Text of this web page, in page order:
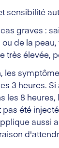
sensibilité
graves :
de la
très élevée,
les
3 heures.
les 8 heures,
été
aussi